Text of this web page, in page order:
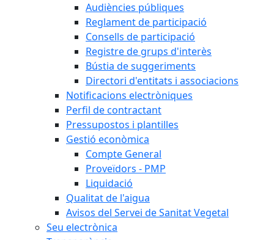
Audiències públiques
Reglament de participació
Consells de participació
Registre de grups d'interès
Bústia de suggeriments
Directori d'entitats i associacions
Notificacions electròniques
Perfil de contractant
Pressupostos i plantilles
Gestió econòmica
Compte General
Proveïdors - PMP
Liquidació
Qualitat de l'aigua
Avisos del Servei de Sanitat Vegetal
Seu electrònica